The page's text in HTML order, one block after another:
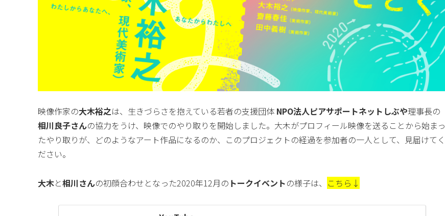
映像作家の大木裕之は、生きづらさを抱えている若者の支援団体 NPO法人ピアサポートネットしぶや理事長の
相川良子さんの協力をうけ、映像でのやり取りを開始しました。大木がプロフィール映像を送ることから始まっ
たやり取りが、どのようなアート作品になるのか、このプロジェクトの経過を参加者の一人として、見届けてく
ださい。
大木と相川さんの初顔合わせとなった2020年12月の トークイベントの様子は、 こちら↓